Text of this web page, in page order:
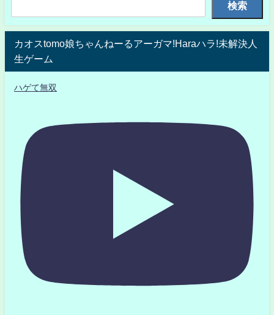
検索
カオスtomo娘ちゃんねーるアーガマ!Haraハラ!未解決人
生ゲーム
ハゲて無双